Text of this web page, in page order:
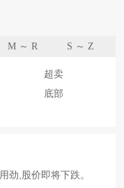
M ～ R S ～ Z
超卖
底部
劲,股价即将下跌。